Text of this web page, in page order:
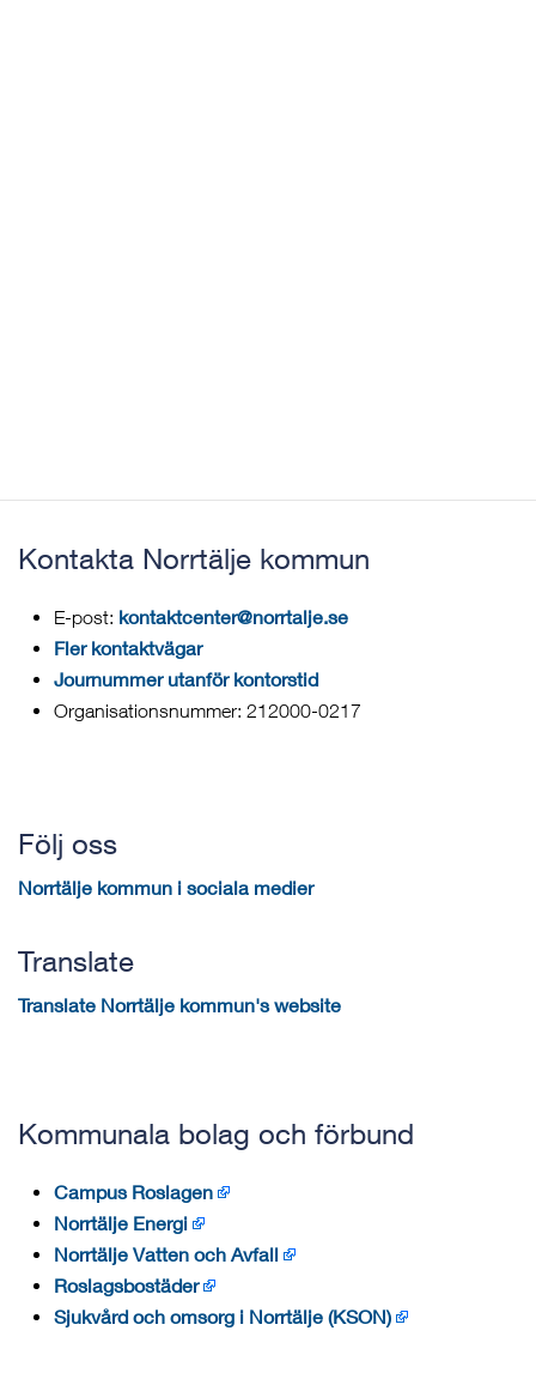
Kontakta Norrtälje kommun
E-post: kontaktcenter@norrtalje.se
Fler kontaktvägar
Journummer utanför kontorstid
Organisationsnummer: 212000-0217
Följ oss
Norrtälje kommun i sociala medier
Translate
Translate Norrtälje kommun's website
Kommunala bolag och förbund
Campus Roslagen
Norrtälje Energi
Norrtälje Vatten och Avfall
Roslagsbostäder
Sjukvård och omsorg i Norrtälje (KSON)